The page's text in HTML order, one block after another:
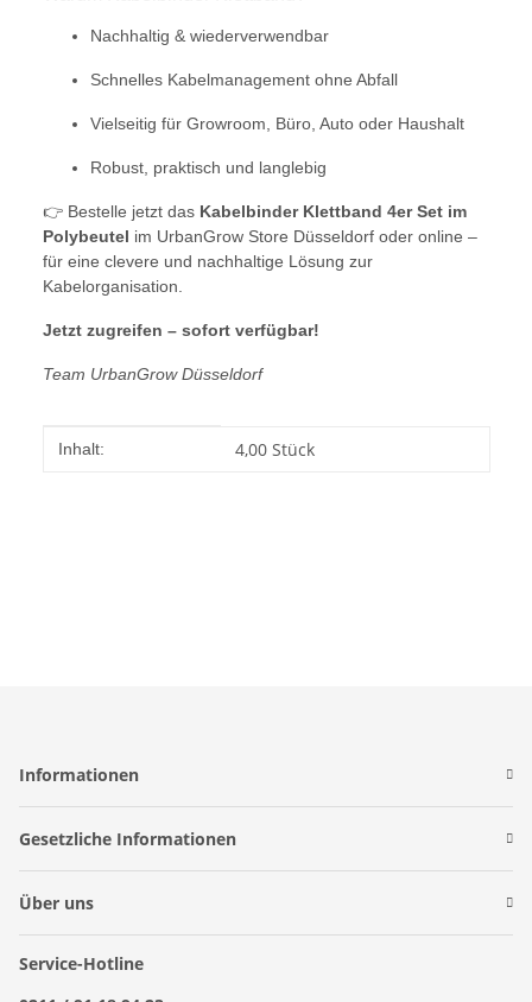
Nachhaltig & wiederverwendbar
Schnelles Kabelmanagement ohne Abfall
Vielseitig für Growroom, Büro, Auto oder Haushalt
Robust, praktisch und langlebig
👉 Bestelle jetzt das Kabelbinder Klettband 4er Set im
Polybeutel im UrbanGrow Store Düsseldorf oder online –
für eine clevere und nachhaltige Lösung zur
Kabelorganisation.
Jetzt zugreifen – sofort verfügbar!
Team UrbanGrow Düsseldorf
Produkteigenschaft
Wert
Inhalt: 4,00 Stück
Informationen
Gesetzliche Informationen
Über uns
Service-Hotline